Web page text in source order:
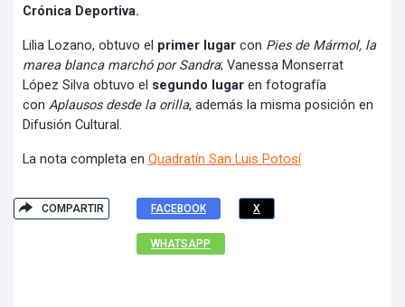
Crónica Deportiva.
Lilia Lozano, obtuvo el primer lugar con Pies de Mármol, la
marea blanca marchó por Sandra; Vanessa Monserrat
López Silva obtuvo el segundo lugar en fotografía
con Aplausos desde la orilla, además la misma posición en
Difusión Cultural.
La nota completa en Quadratín San Luis Potosí
COMPARTIR FACEBOOK X
WHATSAPP